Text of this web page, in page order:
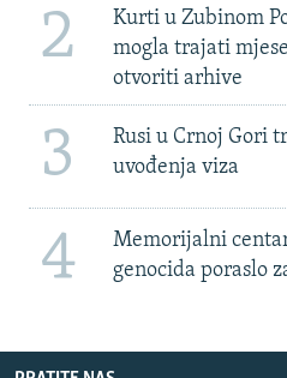
2
Kurti u Zubinom
mogla trajati
otvoriti arhive
3
Rusi u Crnoj Gori
uvođenja viza
4
Memorijalni
genocida poraslo